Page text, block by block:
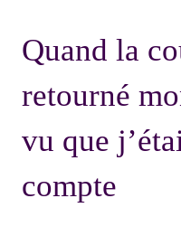
Quand la
retourné
vu que
compte